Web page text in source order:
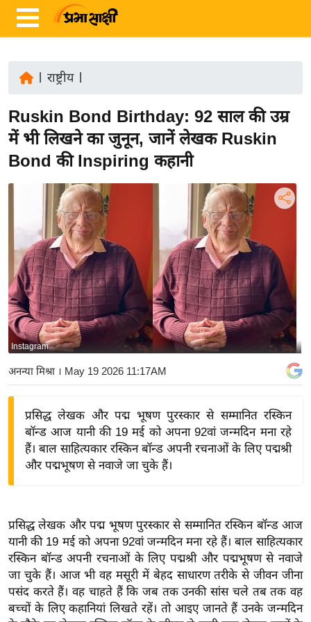
ज़ा
ख
ब
र
अं
त
र्रा
ष्ट्री
य
बि
ज़
ने
द्यो
त
वि
शे
ष
ज्ञ
रा
राष्ट्रीय|
Ruskin Bond Birthday: 92 साल की उम्र
में भी लिखने का जुनून, जानें लेखक Ruskin
Bond की Inspiring कहानी
Instagram
अनन्या मिश्रा । May 19 2026 11:17AM
प्रसिद्ध लेखक और पद्म भूषण पुरस्कार से सम्मानित रस्किन
बॉन्ड आज यानी की 19 मई को अपना 92वां जन्मदिन मना रहे
हैं। बाल साहित्यकार रस्किन बॉन्ड अपनी रचनाओं के लिए पद्मश्री
और पद्मभूषण से नवाजे जा चुके हैं।
प्रसिद्ध लेखक और पद्म भूषण पुरस्कार से सम्मानित रस्किन बॉन्ड आज
यानी की 19 मई को अपना 92वां जन्मदिन मना रहे हैं। बाल साहित्यकार
रस्किन बॉन्ड अपनी रचनाओं के लिए पद्मश्री और पद्मभूषण से नवाजे
जा चुके हैं। आज भी वह मसूरी में बेहद साधारण तरीके से जीवन जीना
पसंद करते हैं। वह चाहते हैं कि जब तक उनकी सांस चले तब तक वह
बच्चों के लिए कहानियां लिखते रहें। तो आइए जानते हैं उनके जन्मदिन